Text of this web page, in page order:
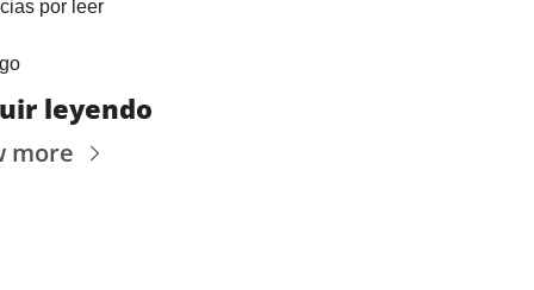
por leer
leyendo
more